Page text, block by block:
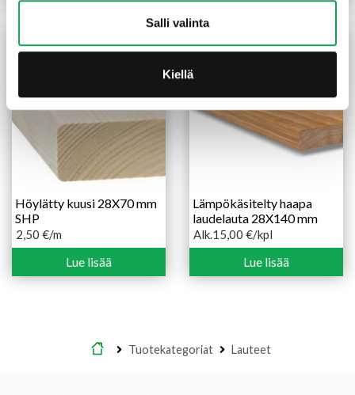
Salli valinta
Kiellä
Höylätty kuusi 28X70 mm
SHP
2,50 €/m
Lue lisää
Lämpökäsitelty haapa
laudelauta 28X140 mm
Alk.15,00 €
Hintaluokka:
-
/kpl
Lue lisää
Etusivu
Tuotekategoriat Lauteet